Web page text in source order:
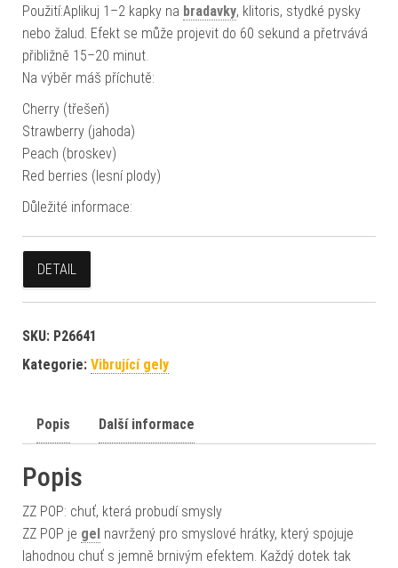
Použití:Aplikuj 1–2 kapky na bradavky, klitoris, stydké pysky
nebo žalud. Efekt se může projevit do 60 sekund a přetrvává
přibližně 15–20 minut.
Na výběr máš příchutě:
Cherry (třešeň)
Strawberry (jahoda)
Peach (broskev)
Red berries (lesní plody)
Důležité informace:
DETAIL
SKU: P26641
Kategorie: Vibrující gely
Popis Další informace
Popis
ZZ POP: chuť, která probudí smysly
ZZ POP je gel navržený pro smyslové hrátky, který spojuje
lahodnou chuť s jemně brnivým efektem. Každý dotek tak